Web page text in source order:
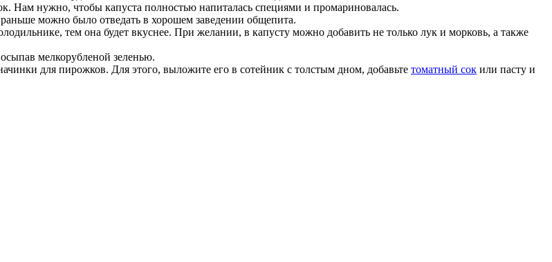
Нам нужно, чтобы капуста полностью напиталась специями и промариновалась.
можно было отведать в хорошем заведении общепита.
тем она будет вкуснее. При желании, в капусту можно добавить не только лук и морковь, а также
мелкорубленой зеленью.
для пирожков. Для этого, выложите его в сотейник с толстым дном, добавьте томатный сок или пасту и